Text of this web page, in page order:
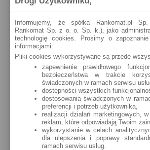
Obr .Westerplatte 21
zobacz na mapie »
zobacz na
Częstochowa
Kordeckiego 2
zobacz na mapie »
Częstochowa
zobacz na
Częstochowa
Jagiellońska 3/9
zobacz na mapie »
Częstochowa
Al. Pokoju 9
zobacz na
Częstochowa
Al. N.M.P.19
zobacz na mapie »
Informujemy, że spółka Rankomat.pl
Rankomat Sp. z o. o. Sp. k.), jako
technologię cookies. Prosimy o
informacjami:
Pliki cookies wykorzystywane są przede
zapewnienie prawidłowego
bezpieczeństwa w trakcie
świadczonych w ramach serwisu
dostępności wszystkich
dostosowania świadczonych w
preferencji i potrzeb użytkownika,
realizacji działań marketingowych,
reklam, które odpowiadają Twoim
wykorzystanie w celach
dla ulepszenia i poprawy
ramach serwisu usług.